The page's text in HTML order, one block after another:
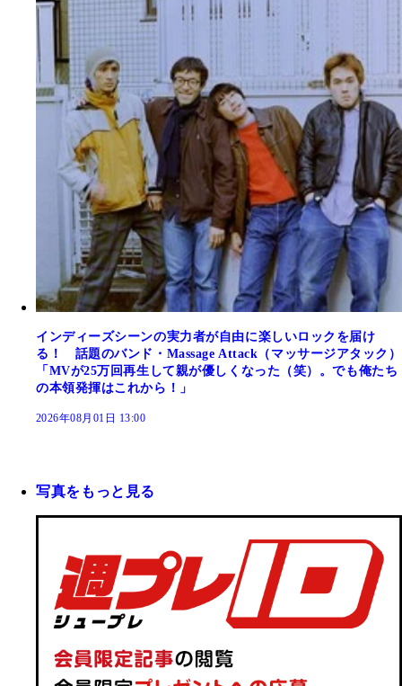
インディーズシーンの実力者が自由に楽しいロックを届け
る！ 話題のバンド・Massage Attack（マッサージアタック）
「MVが25万回再生して親が優しくなった（笑）。でも俺たち
の本領発揮はこれから！」
2026年08月01日 13:00
写真をもっと見る